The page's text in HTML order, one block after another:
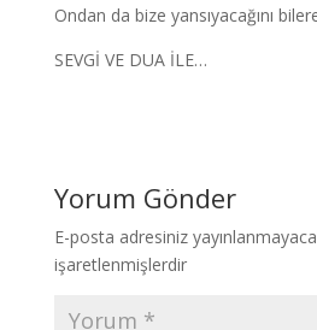
Ondan da bize yansıyacağını
SEVGİ VE DUA İLE…
Yorum Gönder
E-posta adresiniz
işaretlenmişlerdir